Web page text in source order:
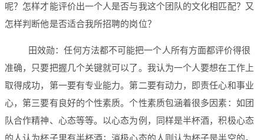
呢？怎样才能评价出一个人是否与我这个团队的文化相匹配？又
怎样判断他是否适合我所招聘的岗位？
田效勋：任何方法都不可能把一个人所有方面都评价得很
准确，只要把握几个关键就可以了。我认为一个人要想在工作上
取得成功，第一要有专业能力。第二要有动力，即责任心和事业
心，第三要有良好的个性素质。个性素质包涵着很多因素：如团
队合作精神、心态等等。以心态为例，同样是半杯酒，积极心态